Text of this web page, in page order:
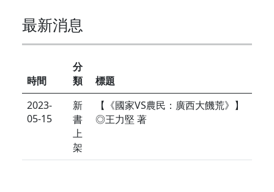
最新消息
時間
分
類
標題
2023-
05-15
新
書
上
架
【《國家VS農民：廣西大饑荒》】
◎王力堅 著